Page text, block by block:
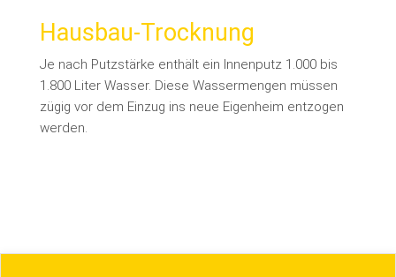
Hausbau-Trocknung
Je nach Putzstärke enthält ein Innenputz 1.000 bis
1.800 Liter Wasser. Diese Wassermengen müssen
zügig vor dem Einzug ins neue Eigenheim entzogen
werden.